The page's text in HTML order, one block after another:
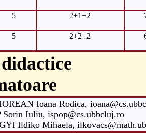
5 2+1+2
5 2+2+2
Ioana Rodica,
Sorin Iuliu, ispop@cs.ubbcluj.ro
Ildiko Mihaela,